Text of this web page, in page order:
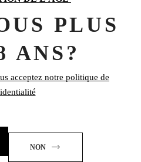
PLUS
ANS?
acceptez notre politique de
NON
fr/